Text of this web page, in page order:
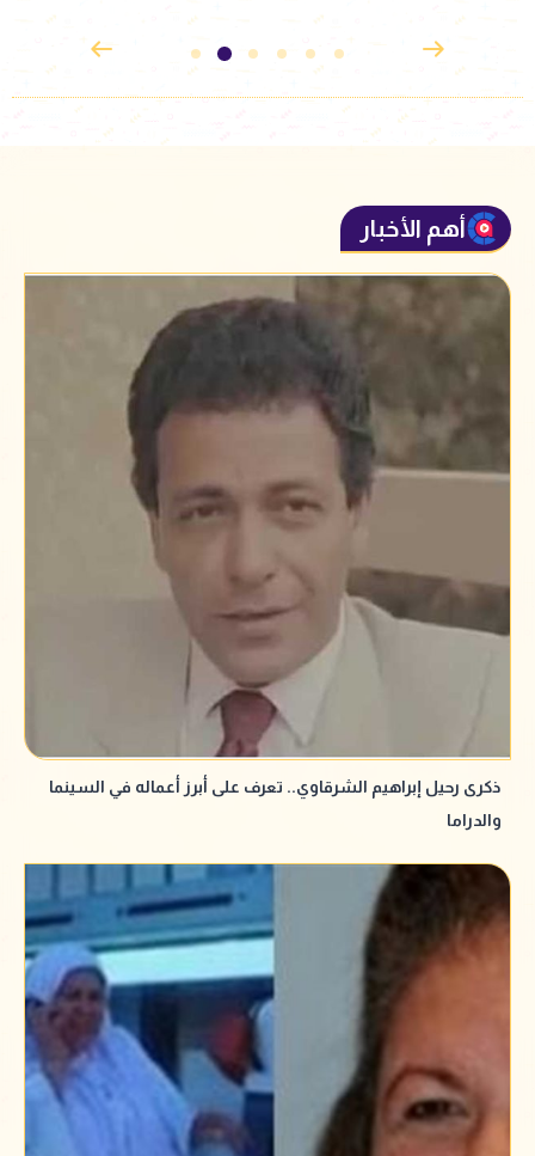
أهم الأخبار
ذكرى رحيل إبراهيم الشرقاوي.. تعرف على أبرز أعماله في السينما
والدراما